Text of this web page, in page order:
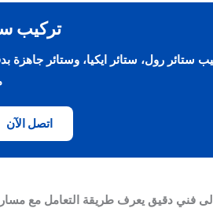
تركيب
ستائر رول، ستائر ايكيا، وستائر
اتصل الآن
إلى فني دقيق يعرف طريقة التعامل مع